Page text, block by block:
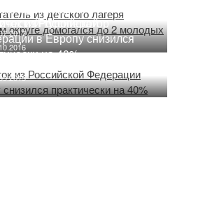
молодых людей
туроператор
из Российской
в Европу снизился
на 40%